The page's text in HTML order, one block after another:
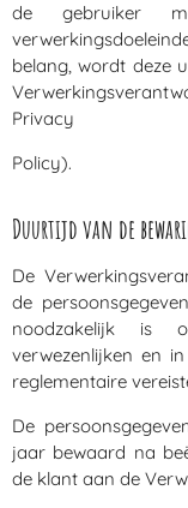
de gebruiker
belang, wordt deze
Privacy
Policy).
Duurtijd van de
De
de
noodzakelijk is
verwezenlijken en
reglementaire
De
jaar bewaard na
de klant aan de